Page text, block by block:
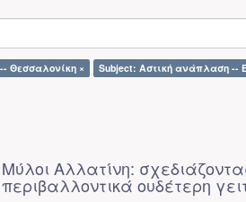
Θεσσαλονίκη × Subject: Αστική ανάπλαση --
Μύλοι Αλλατίνη:
περιβαλλοντικά ουδέτερη